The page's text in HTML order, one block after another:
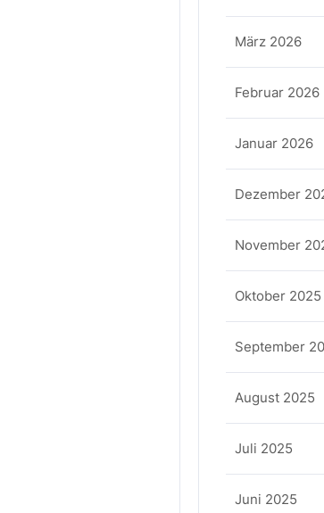
März 2026
Februar 2026
Januar 2026
Dezember
November
Oktober 2025
September
August 2025
Juli 2025
Juni 2025